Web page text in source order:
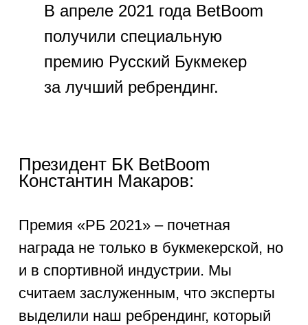
В апреле 2021 года BetBoom
получили специальную
премию Русский Букмекер
за лучший ребрендинг.
Президент БК BetBoom
Константин Макаров:
Премия «РБ 2021» – почетная
награда не только в букмекерской, но
и в спортивной индустрии. Мы
считаем заслуженным, что эксперты
выделили наш ребрендинг, который